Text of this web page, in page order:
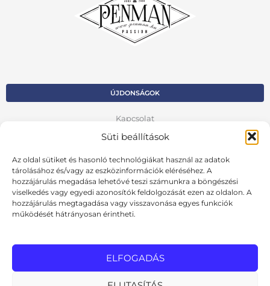
Süti beállítások
Az oldal sütiket és hasonló technológiákat használ az adatok
tárolásához és/vagy az eszközinformációk eléréséhez. A
hozzájárulás megadása lehetővé teszi számunkra a böngészési
viselkedés vagy egyedi azonosítók feldolgozását ezen az oldalon. A
hozzájárulás megtagadása vagy visszavonása egyes funkciók
működését hátrányosan érintheti.
ELFOGADÁS
ÚJDONSÁGOK
Kapcsolat
Kosár
Fiók
Adatvédelmi szabályzat
VISSZA AZ ELŐZŐ OLDALRA
Cookie szabályzat